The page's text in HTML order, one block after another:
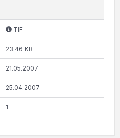
TIF
23.46 KB
21.05.2007
25.04.2007
1